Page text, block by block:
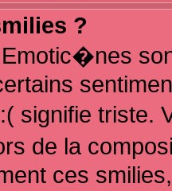
?
signifie triste.
de la
ces